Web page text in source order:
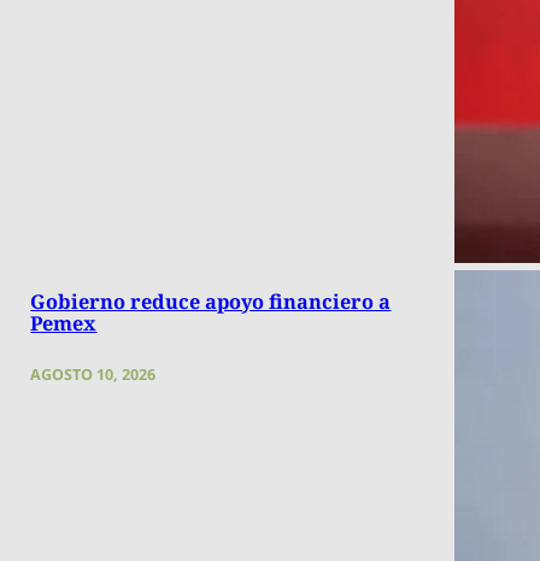
Gobierno reduce apoyo financiero a
Pemex
AGOSTO 10, 2026